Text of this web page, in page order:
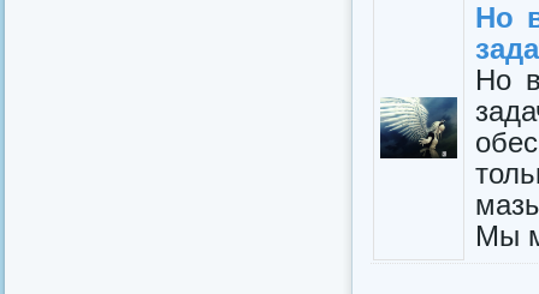
Но
Но
Мы